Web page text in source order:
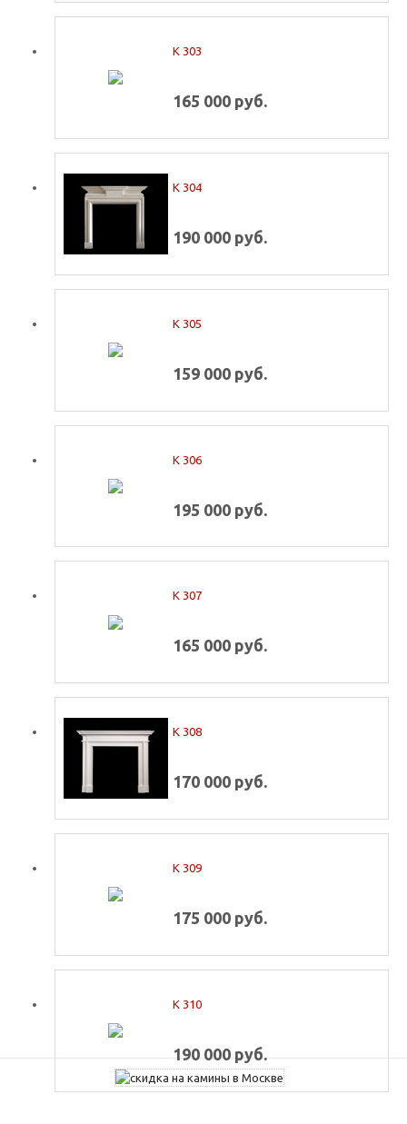
K 303
165 000 руб.
K 304
190 000 руб.
K 305
159 000 руб.
K 306
195 000 руб.
K 307
165 000 руб.
K 308
170 000 руб.
K 309
175 000 руб.
K 310
190 000 руб.